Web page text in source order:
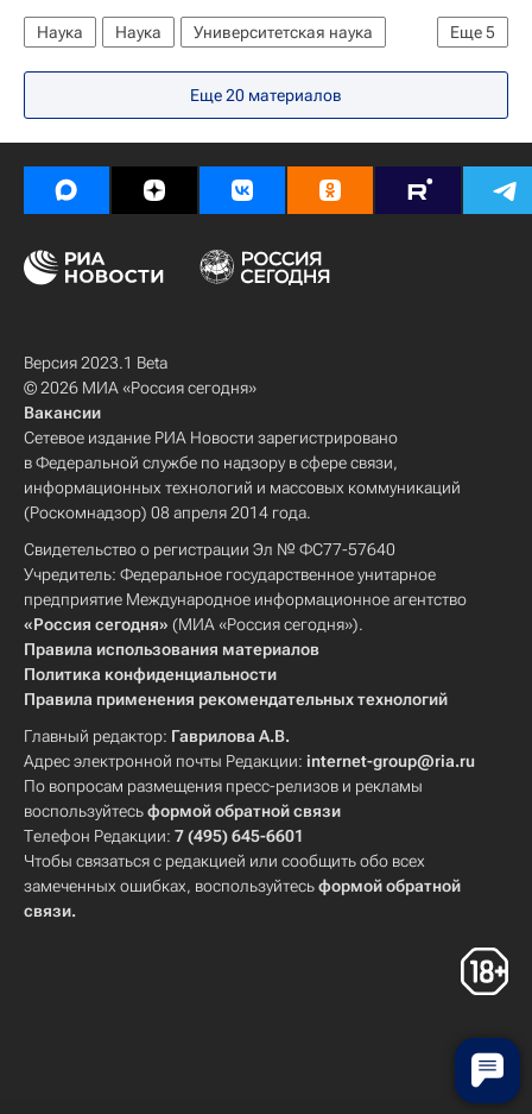
Еще5
Наука Наука
Университетская наука
Россия
Вятский государственный университет
Российские инновации
Технологическое лидерство
Еще 20 материалов
Версия 2023.1 Beta
© 2026 МИА «Россия сегодня»
Вакансии
Сетевое издание РИА Новости зарегистрировано
в Федеральной службе по надзору в сфере связи,
информационных технологий и массовых коммуникаций
(Роскомнадзор) 08 апреля 2014 года.
Свидетельство о регистрации Эл № ФС77-57640
Учредитель: Федеральное государственное унитарное
предприятие Международное информационное агентство
«Россия сегодня» (МИА «Россия сегодня»).
Правила использования материалов
Политика конфиденциальности
Правила применения рекомендательных технологий
Главный редактор: Гаврилова А.В.
Адрес электронной почты Редакции: internet-group@ria.ru
По вопросам размещения пресс-релизов и рекламы
воспользуйтесьформой обратной связи
Телефон Редакции: 7 (495) 645-6601
Чтобы связаться с редакцией или сообщить обо всех
замеченных ошибках, воспользуйтесьформой обратной
связи.